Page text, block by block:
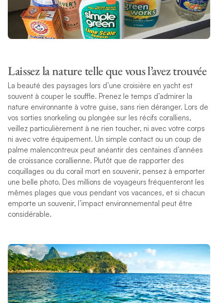
Laissez la nature telle que vous l’avez trouvée
La beauté des paysages lors d’une croisière en yacht est
souvent à couper le souffle. Prenez le temps d’admirer la
nature environnante à votre guise, sans rien déranger. Lors de
vos sorties snorkeling ou plongée sur les récifs coralliens,
veillez particulièrement à ne rien toucher, ni avec votre corps
ni avec votre équipement. Un simple contact ou un coup de
palme malencontreux peut anéantir des centaines d’années
de croissance corallienne. Plutôt que de rapporter des
coquillages ou du corail mort en souvenir, pensez à emporter
une belle photo. Des millions de voyageurs fréquenteront les
mêmes plages que vous pendant vos vacances, et si chacun
emporte un souvenir, l’impact environnemental peut être
considérable.